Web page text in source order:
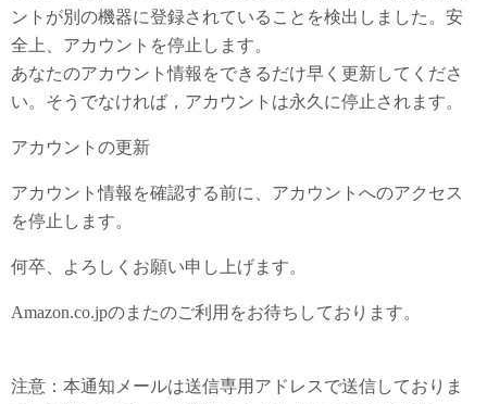
ントが別の機器に登録されていることを検出しました。安
全上、アカウントを停止します。
あなたのアカウント情報をできるだけ早く更新してくださ
い。そうでなければ，アカウントは永久に停止されます。
アカウントの更新
アカウント情報を確認する前に、アカウントへのアクセス
を停止します。
何卒、よろしくお願い申し上げます。
Amazon.co.jpのまたのご利用をお待ちしております。
注意：本通知メールは送信専用アドレスで送信しておりま